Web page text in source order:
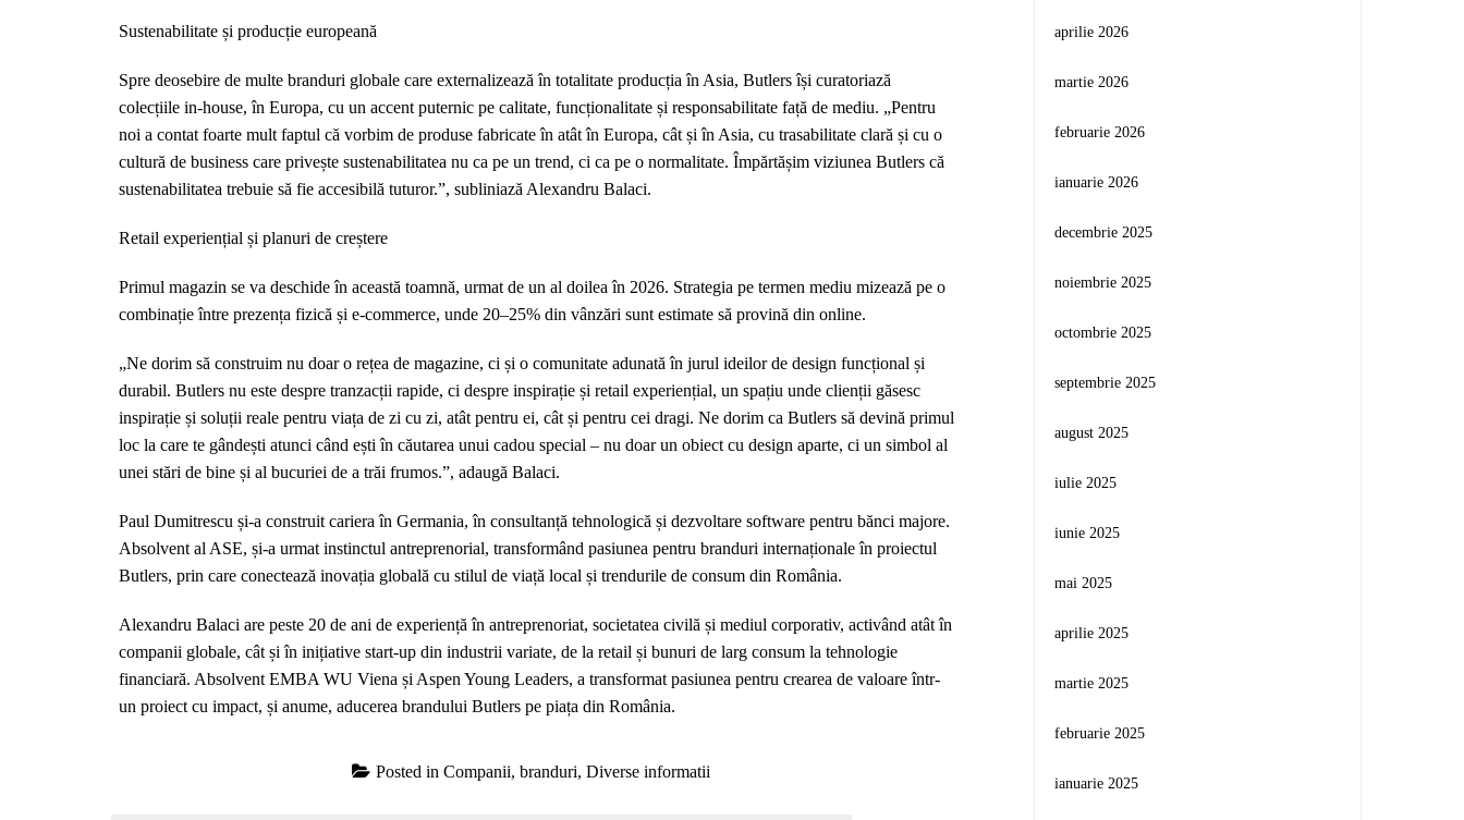
Sustenabilitate și producție europeană
Spre deosebire de multe branduri globale care externalizează în totalitate producția în Asia, Butlers își curatoriază
colecțiile in-house, în Europa, cu un accent puternic pe calitate, funcționalitate și responsabilitate față de mediu. „Pentru
noi a contat foarte mult faptul că vorbim de produse fabricate în atât în Europa, cât și în Asia, cu trasabilitate clară și cu o
cultură de business care privește sustenabilitatea nu ca pe un trend, ci ca pe o normalitate. Împărtășim viziunea Butlers că
sustenabilitatea trebuie să fie accesibilă tuturor.”, subliniază Alexandru Balaci.
Retail experiențial și planuri de creștere
Primul magazin se va deschide în această toamnă, urmat de un al doilea în 2026. Strategia pe termen mediu mizează pe o
combinație între prezența fizică și e-commerce, unde 20–25% din vânzări sunt estimate să provină din online.
„Ne dorim să construim nu doar o rețea de magazine, ci și o comunitate adunată în jurul ideilor de design funcțional și
durabil. Butlers nu este despre tranzacții rapide, ci despre inspirație și retail experiențial, un spațiu unde clienții găsesc
inspirație și soluții reale pentru viața de zi cu zi, atât pentru ei, cât și pentru cei dragi. Ne dorim ca Butlers să devină primul
loc la care te gândești atunci când ești în căutarea unui cadou special – nu doar un obiect cu design aparte, ci un simbol al
unei stări de bine și al bucuriei de a trăi frumos.”, adaugă Balaci.
Paul Dumitrescu și-a construit cariera în Germania, în consultanță tehnologică și dezvoltare software pentru bănci majore.
Absolvent al ASE, și-a urmat instinctul antreprenorial, transformând pasiunea pentru branduri internaționale în proiectul
Butlers, prin care conectează inovația globală cu stilul de viață local și trendurile de consum din România.
Alexandru Balaci are peste 20 de ani de experiență în antreprenoriat, societatea civilă și mediul corporativ, activând atât în
companii globale, cât și în inițiative start-up din industrii variate, de la retail și bunuri de larg consum la tehnologie
financiară. Absolvent EMBA WU Viena și Aspen Young Leaders, a transformat pasiunea pentru crearea de valoare într-
un proiect cu impact, și anume, aducerea brandului Butlers pe piața din România.
Posted inCompanii, branduri,Diverse informatii
aprilie 2026
martie 2026
februarie 2026
ianuarie 2026
decembrie 2025
noiembrie 2025
octombrie 2025
septembrie 2025
august 2025
iulie 2025
iunie 2025
mai 2025
aprilie 2025
martie 2025
februarie 2025
ianuarie 2025